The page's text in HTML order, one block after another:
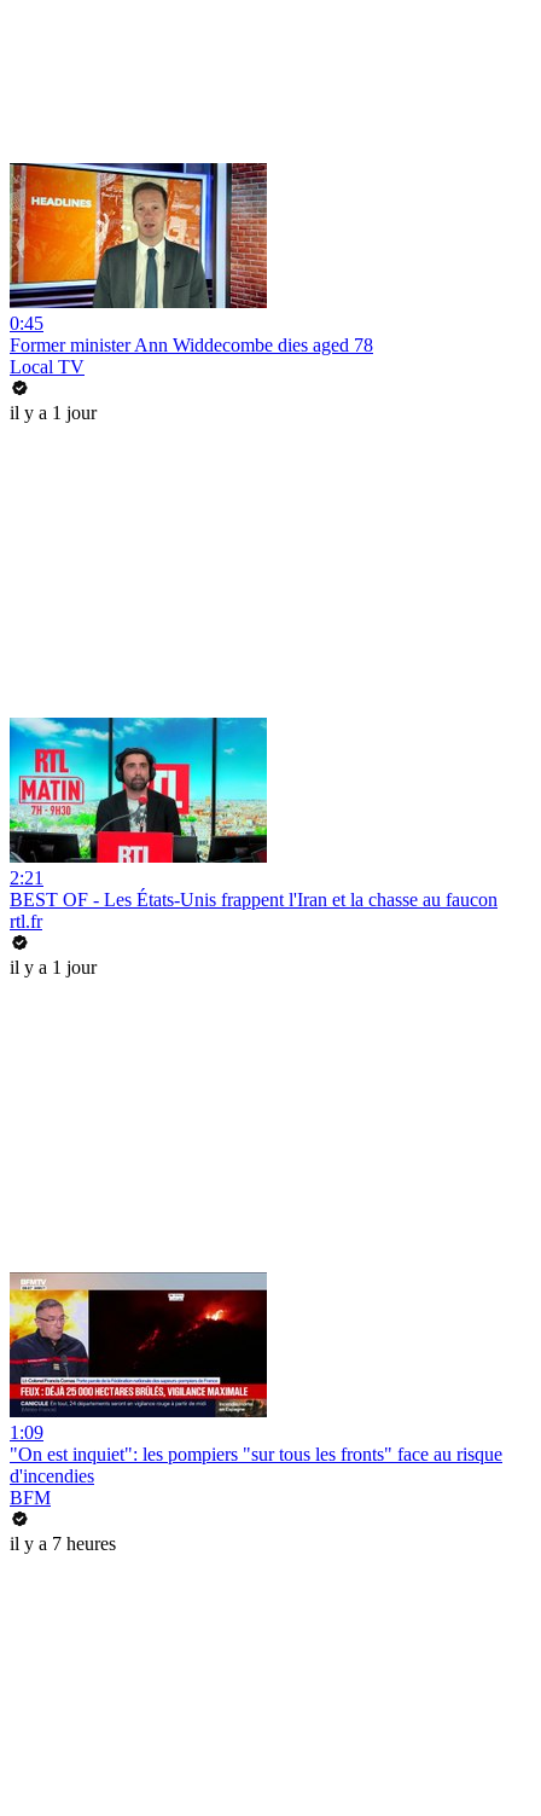
0:45
Former minister Ann Widdecombe dies aged 78
Local TV
il y a 1 jour
2:21
BEST OF - Les États-Unis frappent l'Iran et la chasse au faucon
rtl.fr
il y a 1 jour
1:09
"On est inquiet": les pompiers "sur tous les fronts" face au risque
d'incendies
BFM
il y a 7 heures